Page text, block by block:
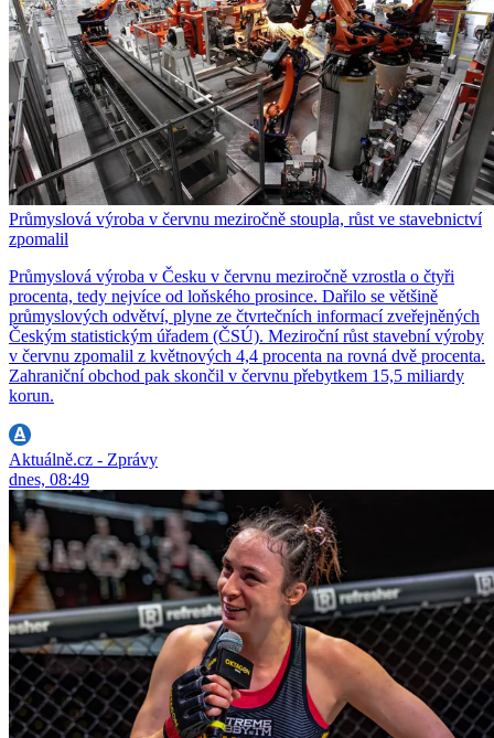
Průmyslová výroba v červnu meziročně stoupla, růst ve stavebnictví
zpomalil
Průmyslová výroba v Česku v červnu meziročně vzrostla o čtyři
procenta, tedy nejvíce od loňského prosince. Dařilo se většině
průmyslových odvětví, plyne ze čtvrtečních informací zveřejněných
Českým statistickým úřadem (ČSÚ). Meziroční růst stavební výroby
v červnu zpomalil z květnových 4,4 procenta na rovná dvě procenta.
Zahraniční obchod pak skončil v červnu přebytkem 15,5 miliardy
korun.
Aktuálně.cz - Zprávy
dnes, 08:49